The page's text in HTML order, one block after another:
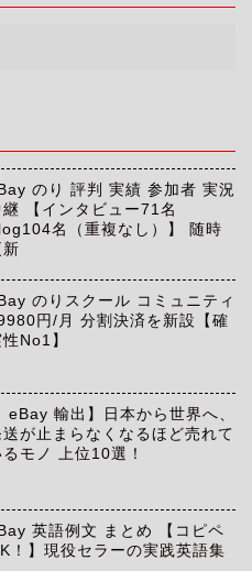
のり 評判 実績 参加者 実況
継 【インタビュー71名
名（重複なし）】 随時
新
のりスクール コミュニティ
円/月 分割決済を新設【確
No1】
eBay 輸出】日本から世界へ、
送が止まらなくなるほど売れて
るモノ 上位10選！
英語例文 まとめ 【コピペ
！】現役セラーの実践英語集